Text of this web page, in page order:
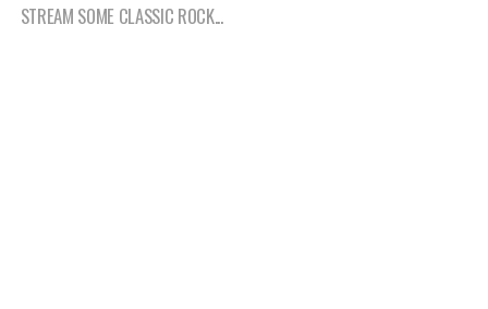
STREAM SOME CLASSIC ROCK...